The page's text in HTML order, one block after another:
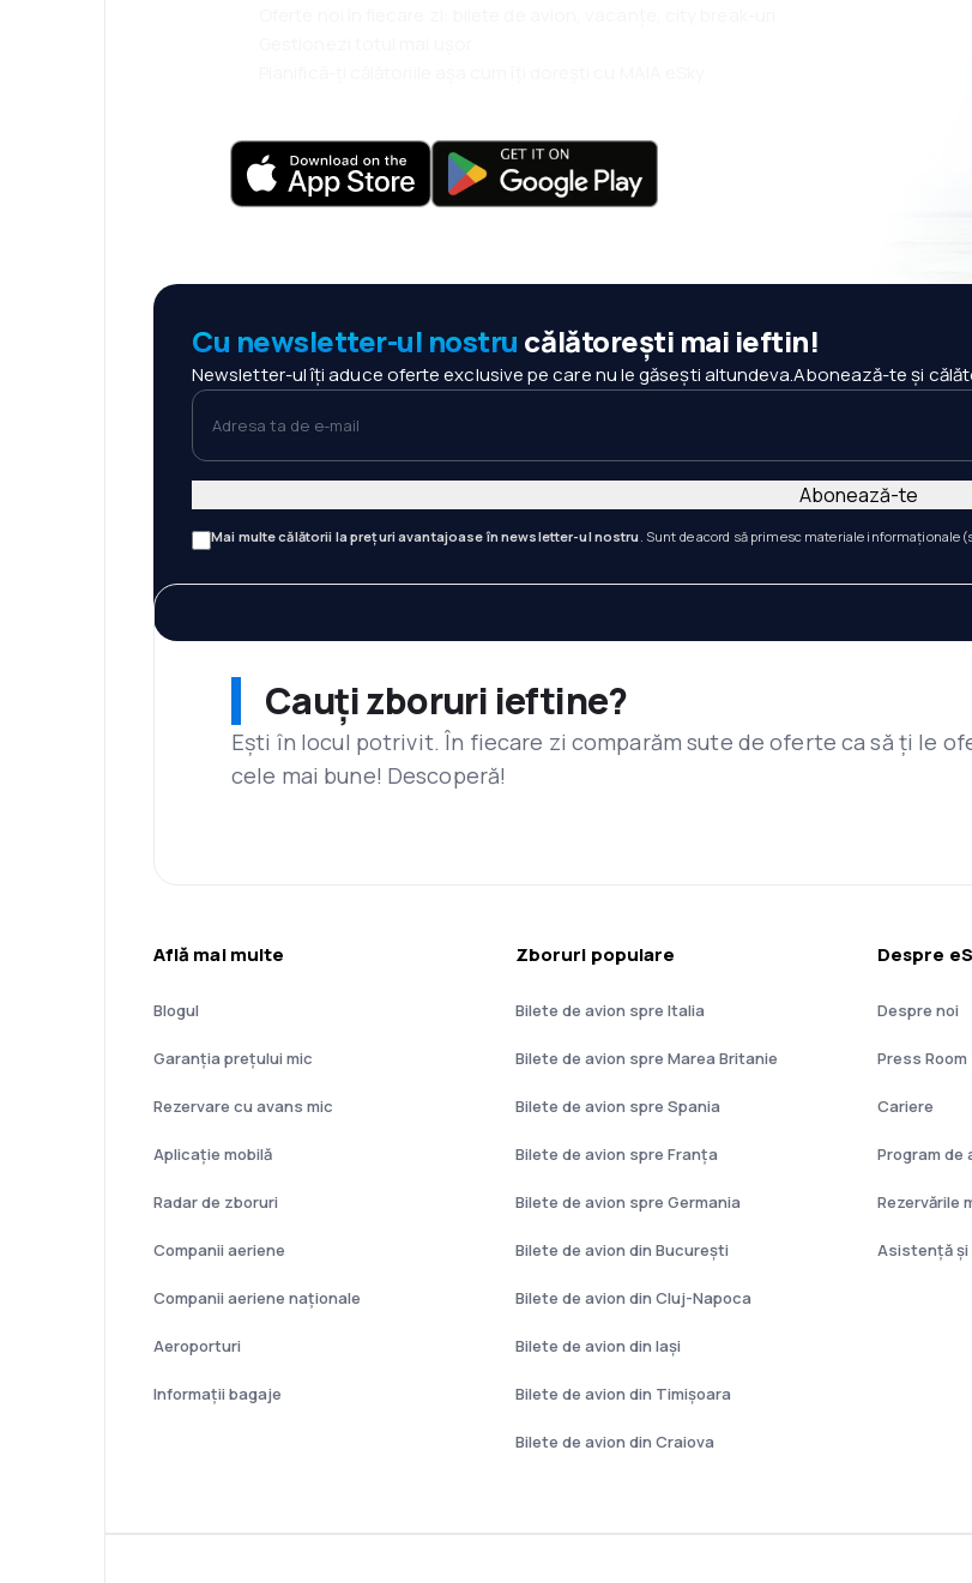
Cu newsletter-ul nostru călătorești mai ieftin!
Newsletter-ul îți aduce oferte exclusive pe care nu le găsești altundeva.Abonează-te și
Adresa ta de e-mail
Mai multe călătorii la prețuri avantajoase în newsletter-ul nostru . Sunt de acord să primesc materiale informaționale
Abonează-te
Cauți zboruri ieftine?
Ești în locul potrivit. În fiecare zi comparăm sute de oferte ca să ți le
cele mai bune! Descoperă!
Află mai multe
Blogul
Garanția prețului mic
Rezervare cu avans mic
Aplicație mobilă
Radar de zboruri
Companii aeriene
Companii aeriene naţionale
Aeroporturi
Informații bagaje
Zboruri populare
Bilete de avion spre Italia
Bilete de avion spre Marea Britanie
Bilete de avion spre Spania
Bilete de avion spre Franţa
Bilete de avion spre Germania
Bilete de avion din București
Bilete de avion din Cluj-Napoca
Bilete de avion din Iași
Bilete de avion din Timișoara
Bilete de avion din Craiova
Despre
Despre noi
Press Room
Cariere
Program de
Rezervările
Asistenţă